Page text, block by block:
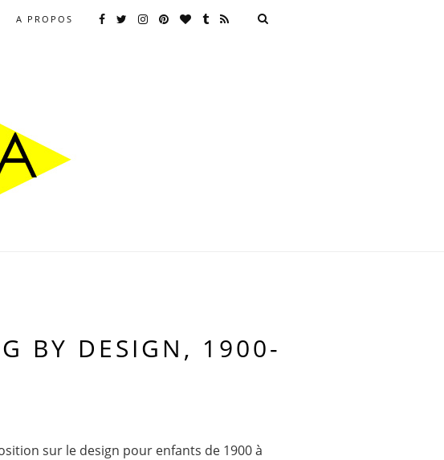
A PROPOS
BY DESIGN, 1900-
sur le design pour enfants de 1900 à